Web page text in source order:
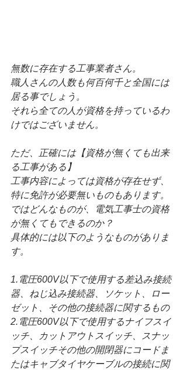
無数に存在する工事業者さん。
職人さんの人数も何百何千と全国には
居る事でしょう。
それら全ての人が資格を持っているわ
けではございません。
ただ、正確には【資格が無くても出来
る工事がある】
工事内容によっては資格が存在せず、
特に免許が必要無いものもあります。
ではどんなものが、電気工事士の資格
が無くてもできるのか？
具体的には以下のようなものがありま
す。
1.電圧600V以下で使用する差込み接続
器、ねじ込み接続器、ソケット、ロー
ゼット、その他の接続器に関するもの
2.電圧600V以下で使用するナイフスイ
ッチ、カットアウトスイッチ、スナッ
プスイッチその他の開閉器にコードま
たはキャブタイヤケーブルの接続に関